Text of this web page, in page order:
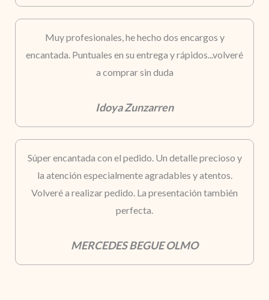
Muy profesionales, he hecho dos encargos y
encantada. Puntuales en su entrega y rápidos...volveré
a comprar sin duda
Idoya Zunzarren
Súper encantada con el pedido. Un detalle precioso y
la atención especialmente agradables y atentos.
Volveré a realizar pedido. La presentación también
perfecta.
MERCEDES BEGUE OLMO